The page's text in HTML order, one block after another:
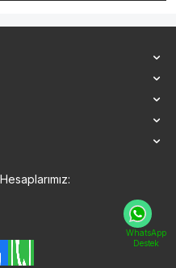
WhatsApp
Destek